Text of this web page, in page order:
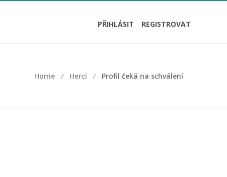
REGISTROVAT
PŘIHLÁSIT
Home Herci Profil čeká na schválení